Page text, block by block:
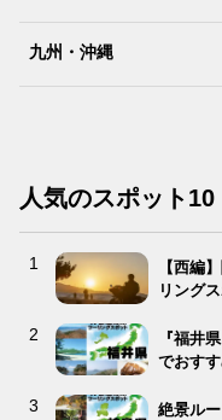
九州・沖縄
人気のスポット10
【西編
リング
『福井
でおす
絶景ル